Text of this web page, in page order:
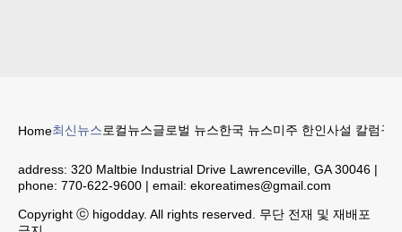
Home최신뉴스로컬뉴스글로벌 뉴스한국 뉴스미주 한인사설 칼럼구
address: 320 Maltbie Industrial Drive Lawrenceville, GA 30046 |
phone: 770-622-9600 | email: ekoreatimes@gmail.com
Copyright ⓒ higodday. All rights reserved. 무단 전재 및 재배포